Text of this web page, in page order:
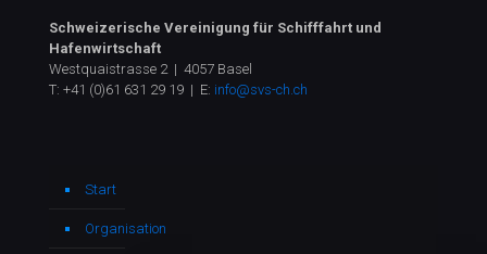
Schweizerische Vereinigung für Schifffahrt und
Hafenwirtschaft
Westquaistrasse 2 | 4057 Basel
T: +41 (0)61 631 29 19 | E: info@svs-ch.ch
Start
Organisation